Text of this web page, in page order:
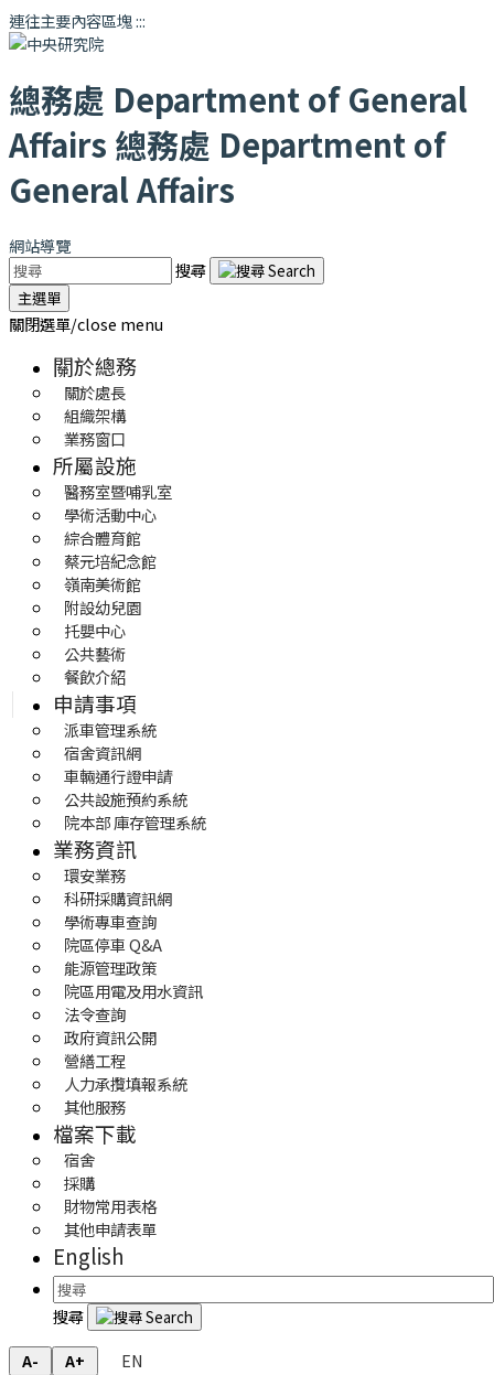
連往主要內容區塊:::
總務處 Department of General
Affairs 總務處 Department of
General Affairs
網站導覽
搜尋
主選單
關閉選單/close menu
關於總務
關於處長
組織架構
業務窗口
所屬設施
醫務室暨哺乳室
學術活動中心
綜合體育館
蔡元培紀念館
嶺南美術館
附設幼兒園
托嬰中心
公共藝術
餐飲介紹
申請事項
派車管理系統
宿舍資訊網
車輛通行證申請
公共設施預約系統
院本部 庫存管理系統
業務資訊
環安業務
科研採購資訊網
學術專車查詢
院區停車 Q&A
能源管理政策
院區用電及用水資訊
法令查詢
政府資訊公開
營繕工程
人力承攬填報系統
其他服務
檔案下載
宿舍
採購
財物常用表格
其他申請表單
English
搜尋
A- A+
EN